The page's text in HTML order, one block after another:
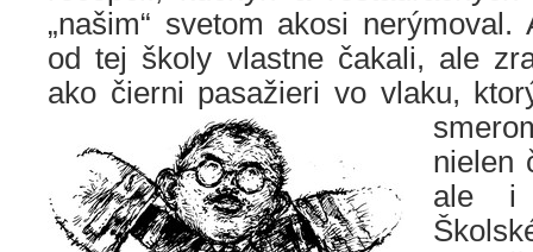
„našim“ svetom akosi
od tej školy vlastne čakali, ale
ako čierni pasažieri vo vlaku,
nielen
ale i